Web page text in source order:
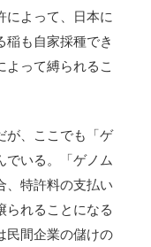
によって、日本に
稲も自家採種でき
よって縛られるこ
が、ここでも「ゲ
でいる。「ゲノム
、特許料の支払い
られることになる
民間企業の儲けの